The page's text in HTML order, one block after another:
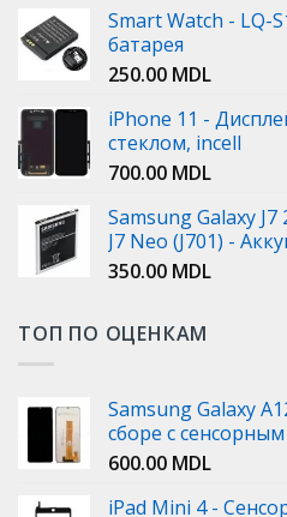
Smart Watch - LQ-
батарея
250.00 MDL
iPhone 11 -
стеклом, incell
700.00 MDL
Samsung Galaxy J7
J7 Neo (J701) -
350.00 MDL
ТОП ПО ОЦЕНКАМ
Samsung Galaxy
сборе с
600.00 MDL
iPad Mini 4 -